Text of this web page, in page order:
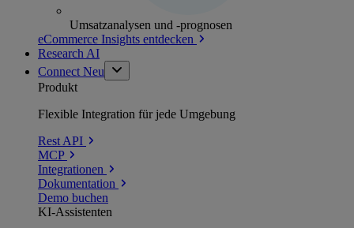
Umsatzanalysen und -prognosen
eCommerce Insights entdecken
Research AI
Connect Neu
Produkt
Flexible Integration für jede Umgebung
Rest API
MCP
Integrationen
Dokumentation
Demo buchen
KI-Assistenten